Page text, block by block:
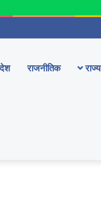
राजनीतिक राज्य